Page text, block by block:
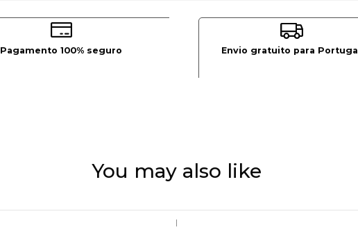
Pagamento 100% seguro Envio gratuito para Portugal
You may also like
|